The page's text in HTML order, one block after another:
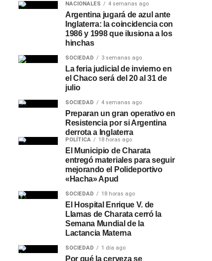
NACIONALES 4 semanas ago
Argentina jugará de azul ante
Inglaterra: la coincidencia con
1986 y 1998 que ilusiona a los
hinchas
SOCIEDAD 3 semanas ago
La feria judicial de invierno en
el Chaco será del 20 al 31 de
julio
SOCIEDAD 4 semanas ago
Preparan un gran operativo en
Resistencia por si Argentina
derrota a Inglaterra
POLÍTICA 18 horas ago
El Municipio de Charata
entregó materiales para seguir
mejorando el Polideportivo
«Hacha» Apud
SOCIEDAD 18 horas ago
El Hospital Enrique V. de
Llamas de Charata cerró la
Semana Mundial de la
Lactancia Materna
SOCIEDAD 1 día ago
Por qué la cerveza se